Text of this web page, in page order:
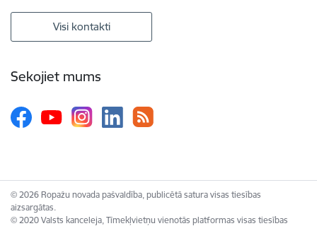
Visi kontakti
Sekojiet mums
© 2026 Ropažu novada pašvaldība, publicētā satura visas tiesības
aizsargātas.
© 2020 Valsts kanceleja, Tīmekļvietņu vienotās platformas visas tiesības